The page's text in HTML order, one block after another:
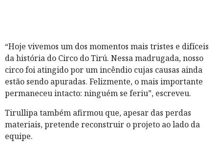
“Hoje vivemos um dos momentos mais tristes e difíceis
da história do Circo do Tirú. Nessa madrugada, nosso
circo foi atingido por um incêndio cujas causas ainda
estão sendo apuradas. Felizmente, o mais importante
permaneceu intacto: ninguém se feriu”, escreveu.
Tirullipa também afirmou que, apesar das perdas
materiais, pretende reconstruir o projeto ao lado da
equipe.